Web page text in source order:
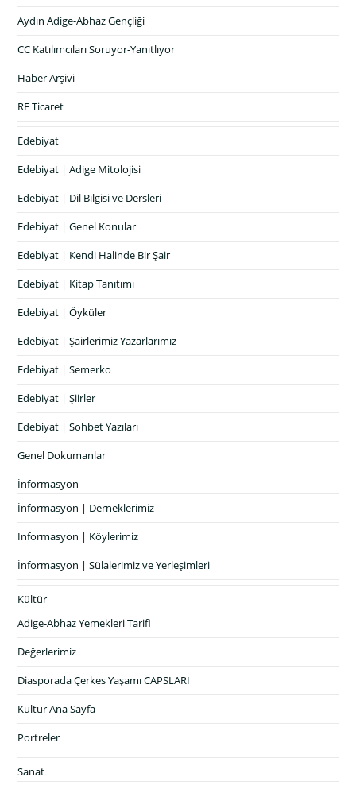
Aydın Adige-Abhaz Gençliği
CC Katılımcıları Soruyor-Yanıtlıyor
Haber Arşivi
RF Ticaret
Edebiyat
Edebiyat | Adige Mitolojisi
Edebiyat | Dil Bilgisi ve Dersleri
Edebiyat | Genel Konular
Edebiyat | Kendi Halinde Bir Şair
Edebiyat | Kitap Tanıtımı
Edebiyat | Öyküler
Edebiyat | Şairlerimiz Yazarlarımız
Edebiyat | Semerko
Edebiyat | Şiirler
Edebiyat | Sohbet Yazıları
Genel Dokumanlar
İnformasyon
İnformasyon | Derneklerimiz
İnformasyon | Köylerimiz
İnformasyon | Sülalerimiz ve Yerleşimleri
Kültür
Adige-Abhaz Yemekleri Tarifi
Değerlerimiz
Diasporada Çerkes Yaşamı CAPSLARI
Kültür Ana Sayfa
Portreler
Sanat